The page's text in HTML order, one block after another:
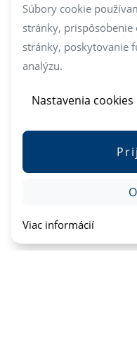
Súbory cookie
stránky,
stránky, poskytovanie
analýzu.
Nastavenia cookies
Viac informácií